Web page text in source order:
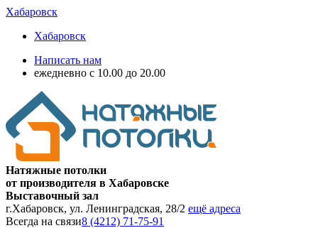
Хабаровск
Хабаровск
Написать нам
ежедневно с 10.00 до 20.00
Натяжные потолки
от производителя в Хабаровске
Выставочный зал
г.Хабаровск, ул. Ленинградская, 28/2 ещё адреса
Всегда на связи8 (4212) 71-75-91